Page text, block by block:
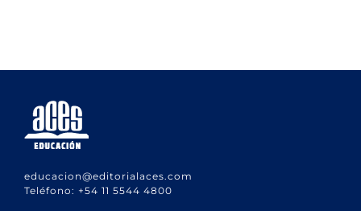
educacion@editorialaces.com
Teléfono: +54 11 5544 4800